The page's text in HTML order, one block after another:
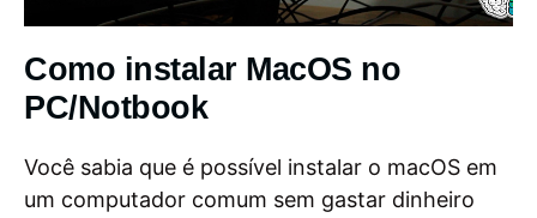
Como instalar MacOS no
PC/Notbook
Você sabia que é possível instalar o macOS em
um computador comum sem gastar dinheiro